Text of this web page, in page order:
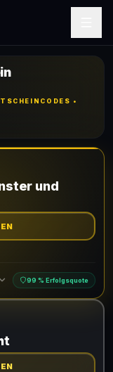
•
und
99 % Erfolgsquote